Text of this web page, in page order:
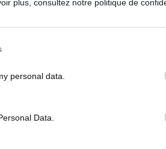
plus, consultez notre politique de
personal data.
Data.
Français qui s’y
égalisant ainsi le